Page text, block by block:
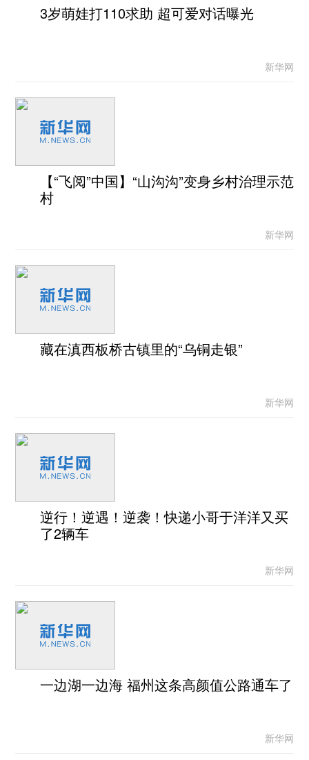
3岁萌娃打110求助 超可爱对话曝光
新华网
【“飞阅”中国】“山沟沟”变身乡村治理示范
村
新华网
藏在滇西板桥古镇里的“乌铜走银”
新华网
逆行！逆遇！逆袭！快递小哥于洋洋又买
了2辆车
新华网
一边湖一边海 福州这条高颜值公路通车了
新华网